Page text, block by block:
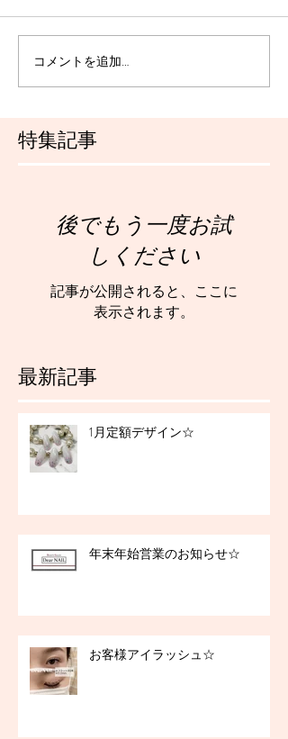
特集記事
最新記事
コメントを追加…
後でもう一度お試
しください
記事が公開されると、ここに
表示されます。
1月定額デザイン☆
年末年始営業のお知らせ☆
お客様アイラッシュ☆